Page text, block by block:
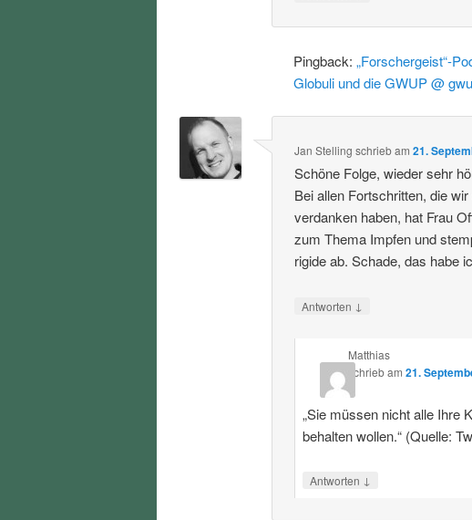
Pingback:„Forschergeist“-
Globuli und die GWUP @
Jan Stelling schriebam21.
Schöne Folge, wieder sehr
Bei allen Fortschritten, die
verdanken haben, hat Frau
zum Thema Impfen und
rigide ab. Schade, das habe
Antworten ↓
Matthias
schriebam 21.
„Sie müssen nicht alle Ihre
behalten wollen.“ (Quelle:
Antworten ↓